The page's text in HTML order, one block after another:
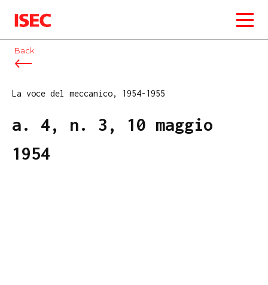
ISEC
Back
La voce del meccanico, 1954-1955
a. 4, n. 3, 10 maggio
1954